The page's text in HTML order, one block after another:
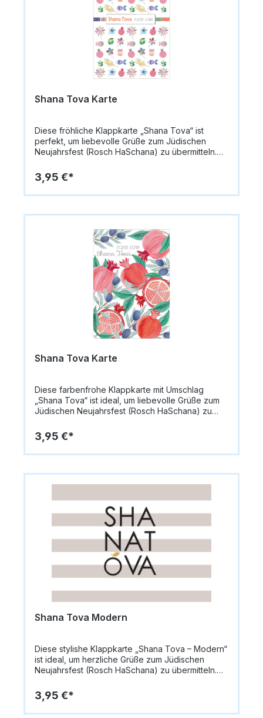
Shana Tova Karte
Diese fröhliche Klappkarte „Shana Tova“ ist
perfekt, um liebevolle Grüße zum Jüdischen
Neujahrsfest (Rosch HaSchana) zu übermitteln.
Patchwork-Design mit bunten Blumen,
Granatäpfeln, Ähren und Fischen in kleinen
Mustern, ergänzt durch den Schriftzug „Shana
Lebensfreude, Segen und Festlichkeit.Die Karte
hochwertigem Papier (335 g/m²). Innen bleibt die
Karte blanko, sodass persönliche Grüße
individuell eingetragen werden können.Format:
14,8 x 10,5 cm (A6)Papiergewicht: 335 g/m²Innen:
blanko für persönliche NachrichtenMotiv:
Patchwork mit Blumen, Granatäpfeln, Ähren,
Fischen, Schriftzug „Shana Tova“Anlass: Rosch
HaSchana / Jüdisches Neujahrsfest
3,95 €*
Shana Tova Karte
Diese farbenfrohe Klappkarte mit Umschlag
„Shana Tova“ ist ideal, um liebevolle Grüße zum
Jüdischen Neujahrsfest (Rosch HaSchana) zu
rotes Granatapfelmuster, ergänzt durch Oliven
und Olivenzweige, die für Frieden, Segen und
Fruchtbarkeit stehen. Der Schriftzug „Shana
hebräischer Schrift gehalten, wodurch Tradition
und Modernität harmonisch vereint werden.Die
hochwertigem Papier (335 g/m²). Innen bleibt die
Karte blanko, sodass persönliche Grüße
individuell eingetragen werden können.Format:
14,8 x 10,5 cm (A6)Papiergewicht: 335 g/m²Innen:
blanko für persönliche NachrichtenMotiv: Rote
Granatäpfel, Oliven, OlivenzweigeSchriftzug:
„Shana Tova“ in lateinischer und hebräischer
SchriftStil: Farbenfroh und festlichAnlass: Rosch
HaSchana / Jüdisches Neujahrsfest
3,95 €*
Shana Tova Modern
Diese stylishe Klappkarte „Shana Tova – Modern“
ist ideal, um herzliche Grüße zum Jüdischen
Neujahrsfest (Rosch HaSchana) zu übermitteln.
gestreiften Hintergrund und einen modernen
Schriftzug „Shana Tova“, bei dem das „O“ als
angedeuteter Apfel gestaltet ist – ein
3,95 €*